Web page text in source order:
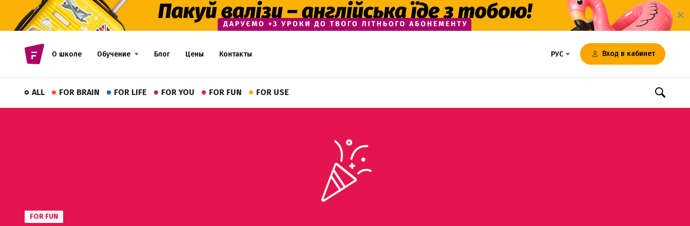
✕
О школе Обучение Блог Цены Контакты РУС Вход в кабинет
ALL FOR BRAIN FOR LIFE FOR YOU FOR FUN FOR USE
FOR FUN